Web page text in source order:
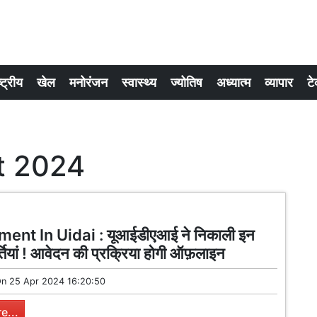
खेल मनोरंजन स्वास्थ्य ज्योतिष अध्यात्म व्यापार
2024
In Uidai : यूआईडीएआई ने निकाली इन
! आवेदन की प्रक्रिया होगी ऑफ़लाइन
25 Apr 2024 16:20:50